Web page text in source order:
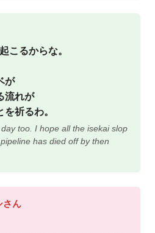
こるからな。
が
流れが
祈るわ。
too. I hope all the isekai slop
has died off by then
さん